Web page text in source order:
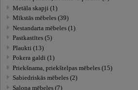
Metāla skapji (1)
Mīkstās mēbeles (39)
Nestandarta mēbeles (1)
Pastkastītes (5)
Plaukti (13)
Pokera galdi (1)
Priekšnama, priekštelpas mēbeles (15)
Sabiedriskās mēbeles (2)
Salona mēbeles (7)